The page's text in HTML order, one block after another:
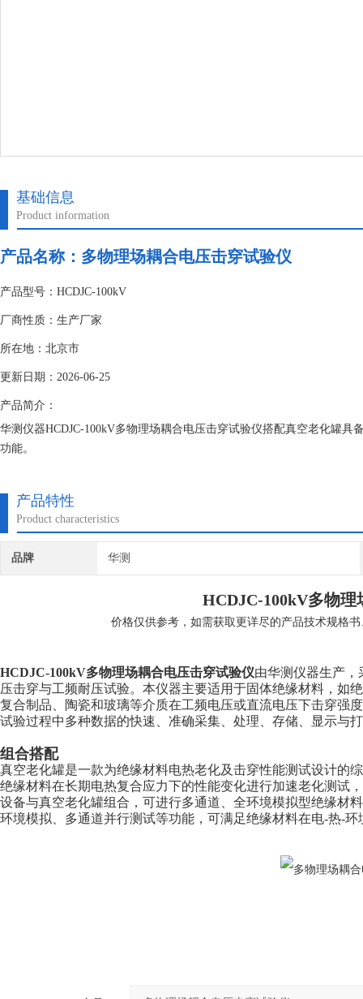
基础信息
Product information
产品名称： 多物理场耦合电压击穿试验仪
产品型号：HCDJC-100kV
厂商性质：生产厂家
所在地：北京市
更新日期：2026-06-25
产品简介：
华测仪器HCDJC-100kV多物理场耦合电压击穿试验仪搭配真空老化罐
功能。
产品特性
Product characteristics
品牌 华测
HCDJC-100kV多物理
价格仅供参考，如需获取更详尽的产品技术规格
HCDJC-100kV多物理场耦合电压击穿试验仪由华测仪器生产
压击穿与工频耐压试验。本仪器主要适用于固体绝缘材料，如
复合制品、陶瓷和玻璃等介质在工频电压或直流电压下击穿强
试验过程中多种数据的快速、准确采集、处理、存储、显示与
组合搭配
真空老化罐是一款为绝缘材料电热老化及击穿性能测试设计的
绝缘材料在长期电热复合应力下的性能变化进行加速老化测试
设备与真空老化罐组合，可进行多通道、全环境模拟型绝缘材
环境模拟、多通道并行测试等功能，可满足绝缘材料在电-热-